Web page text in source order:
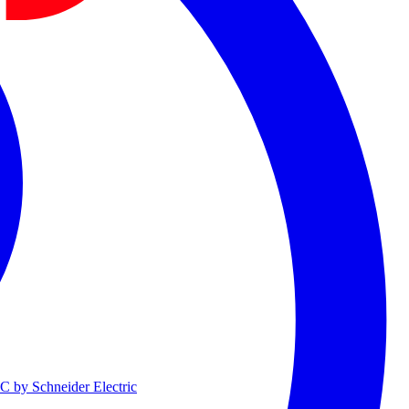
by Schneider Electric